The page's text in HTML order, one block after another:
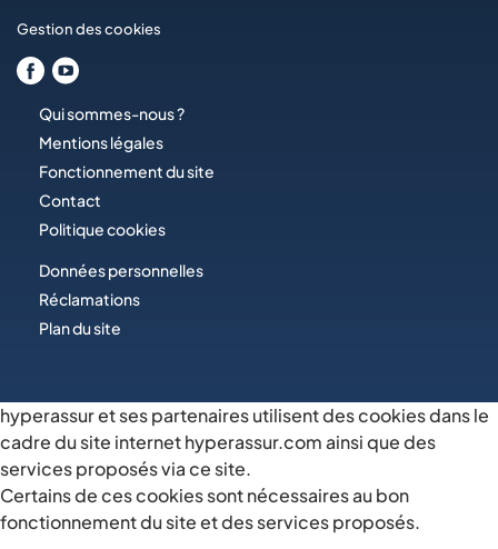
Gestion des cookies
Qui sommes-nous ?
Mentions légales
Fonctionnement du site
Contact
Politique cookies
Données personnelles
Réclamations
Plan du site
hyperassur et ses partenaires utilisent des cookies dans le
cadre du site internet hyperassur.com ainsi que des
services proposés via ce site.
Certains de ces cookies sont nécessaires au bon
fonctionnement du site et des services proposés.